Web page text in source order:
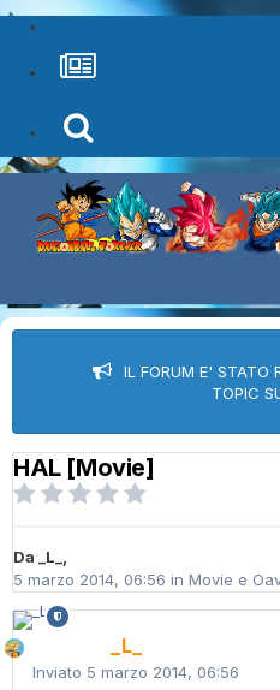
IL FORUM E' STATO
TOPIC
HAL [Movie]
Da _L_,
5 marzo 2014, 06:56 in Movie e
_L_
Inviato 5 marzo 2014, 06:56